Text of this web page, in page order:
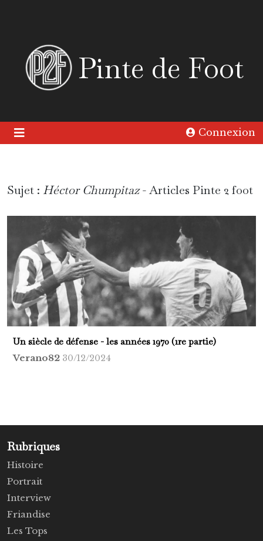
Pinte de Foot
Connexion
Sujet : Héctor Chumpitaz- Articles Pinte 2 foot
Un siècle de défense - les années 1970 (1re partie)
Verano82 30/12/2024
Rubriques
Histoire
Portrait
Interview
Friandise
Les Tops